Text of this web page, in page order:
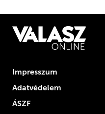
Impresszum
Adatvédelem
ÁSZF